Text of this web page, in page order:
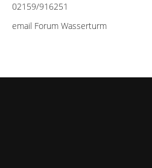
02159/916251
email Forum Wasserturm